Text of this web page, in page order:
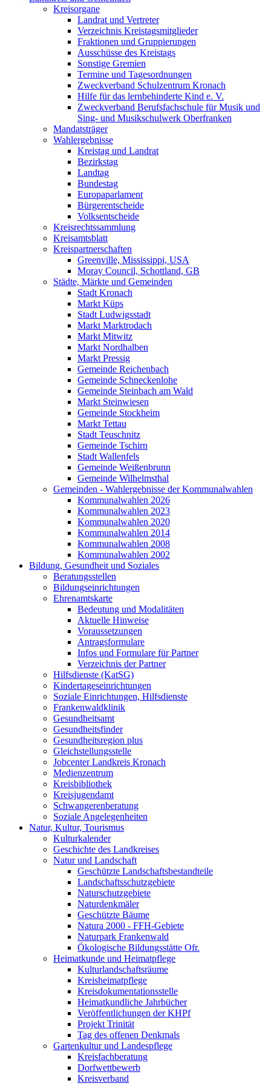
Kreisorgane
Landrat und Vertreter
Verzeichnis Kreistagsmitglieder
Fraktionen und Gruppierungen
Ausschüsse des Kreistags
Sonstige Gremien
Termine und Tagesordnungen
Zweckverband Schulzentrum Kronach
Hilfe für das lernbehinderte Kind e. V.
Zweckverband Berufsfachschule für Musik und
Sing- und Musikschulwerk Oberfranken
Mandatsträger
Wahlergebnisse
Kreistag und Landrat
Bezirkstag
Landtag
Bundestag
Europaparlament
Bürgerentscheide
Volksentscheide
Kreisrechtssammlung
Kreisamtsblatt
Kreispartnerschaften
Greenville, Mississippi, USA
Moray Council, Schottland, GB
Städte, Märkte und Gemeinden
Stadt Kronach
Markt Küps
Stadt Ludwigsstadt
Markt Marktrodach
Markt Mitwitz
Markt Nordhalben
Markt Pressig
Gemeinde Reichenbach
Gemeinde Schneckenlohe
Gemeinde Steinbach am Wald
Markt Steinwiesen
Gemeinde Stockheim
Markt Tettau
Stadt Teuschnitz
Gemeinde Tschirn
Stadt Wallenfels
Gemeinde Weißenbrunn
Gemeinde Wilhelmsthal
Gemeinden - Wahlergebnisse der Kommunalwahlen
Kommunalwahlen 2026
Kommunalwahlen 2023
Kommunalwahlen 2020
Kommunalwahlen 2014
Kommunalwahlen 2008
Kommunalwahlen 2002
Bildung, Gesundheit und Soziales
Beratungsstellen
Bildungseinrichtungen
Ehrenamtskarte
Bedeutung und Modalitäten
Aktuelle Hinweise
Voraussetzungen
Antragsformulare
Infos und Formulare für Partner
Verzeichnis der Partner
Hilfsdienste (KatSG)
Kindertageseinrichtungen
Soziale Einrichtungen, Hilfsdienste
Frankenwaldklinik
Gesundheitsamt
Gesundheitsfinder
Gesundheitsregion plus
Gleichstellungsstelle
Jobcenter Landkreis Kronach
Medienzentrum
Kreisbibliothek
Kreisjugendamt
Schwangerenberatung
Soziale Angelegenheiten
Natur, Kultur, Tourismus
Kulturkalender
Geschichte des Landkreises
Natur und Landschaft
Geschützte Landschaftsbestandteile
Landschaftsschutzgebiete
Naturschutzgebiete
Naturdenkmäler
Geschützte Bäume
Natura 2000 - FFH-Gebiete
Naturpark Frankenwald
Ökologische Bildungsstätte Ofr.
Heimatkunde und Heimatpflege
Kulturlandschaftsräume
Kreisheimatpflege
Kreisdokumentationsstelle
Heimatkundliche Jahrbücher
Veröffentlichungen der KHPf
Projekt Trinität
Tag des offenen Denkmals
Gartenkultur und Landespflege
Kreisfachberatung
Dorfwettbewerb
Kreisverband